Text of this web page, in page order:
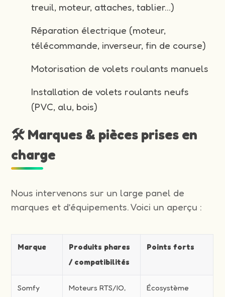
treuil, moteur, attaches, tablier…)
Réparation électrique (moteur,
télécommande, inverseur, fin de course)
Motorisation de volets roulants manuels
Installation de volets roulants neufs
(PVC, alu, bois)
🛠️ Marques & pièces prises en
charge
Nous intervenons sur un large panel de
marques et d’équipements. Voici un aperçu :
Marque
Produits phares
/ compatibilités
Points forts
Somfy
Moteurs RTS/IO,
Écosystème